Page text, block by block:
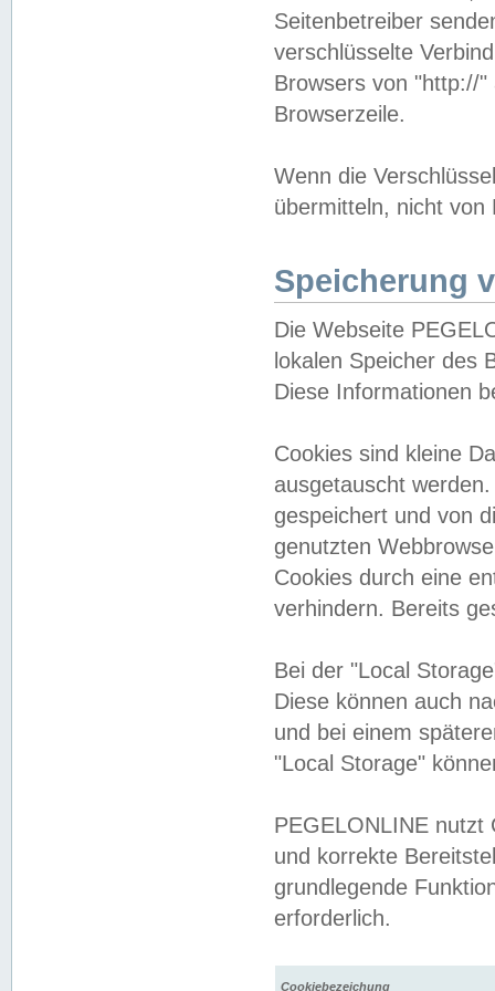
Seitenbetreiber
verschlüsselte
Browsers von "http://
Browserzeile.
Wenn die
übermitteln, nicht von
Speicherung
Die Webseite
lokalen Speicher des
Diese Informationen
Cookies sind kleine
ausgetauscht
gespeichert und von
genutzten
Cookies durch eine
verhindern. Bereits
Bei der "Local
Diese können auch
und bei einem
"Local Storage"
PEGELONLINE nutzt
und korrekte
grundlegende
erforderlich.
Cookiebezeichung